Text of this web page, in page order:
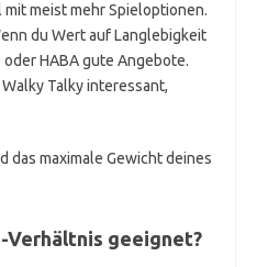
meist mehr Spieloptionen.
du Wert auf Langlebigkeit
HABA gute Angebote.
Talky interessant,
das maximale Gewicht deines
Verhältnis geeignet?